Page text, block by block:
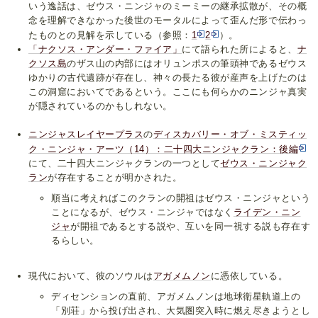
いう逸話は、ゼウス・ニンジャのミーミーの継承拡散が、その概
念を理解できなかった後世のモータルによって歪んだ形で伝わっ
たものとの見解を示している（参照： 1 2
）。
「ナクソス・アンダー・ファイア」 にて語られた所によると、 ナ
クソス島のザス山の内部にはオリュンポスの筆頭神であるゼウス
ゆかりの古代遺跡が存在し、神々の長たる彼が産声を上げたのは
この洞窟においてであるという。ここにも何らかのニンジャ真実
が隠されているのかもしれない。
ニンジャスレイヤープラスのディスカバリー・オブ・ミスティッ
ク・ニンジャ・アーツ（14）：二十四大ニンジャクラン：後編
にて、二十四大ニンジャクランの一つとしてゼウス・ニンジャク
ランが存在することが明かされた。
順当に考えればこのクランの開祖はゼウス・ニンジャという
ことになるが、ゼウス・ニンジャではなく ライデン・ニン
ジャが開祖であるとする説や、互いを同一視する説も存在す
るらしい。
現代において、彼のソウルは アガメムノン に憑依している。
ディセンションの直前、アガメムノンは地球衛星軌道上の
「別荘」から投げ出され、大気圏突入時に燃え尽きようとし